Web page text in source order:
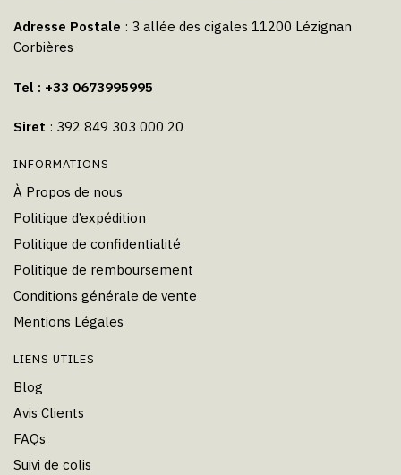
Adresse Postale : 3 allée des cigales 11200 Lézignan
Corbières
Tel : +33 0673995995
Siret : 392 849 303 000 20
INFORMATIONS
À Propos de nous
Politique d’expédition
Politique de confidentialité
Politique de remboursement
Conditions générale de vente
Mentions Légales
LIENS UTILES
Blog
Avis Clients
FAQs
Suivi de colis